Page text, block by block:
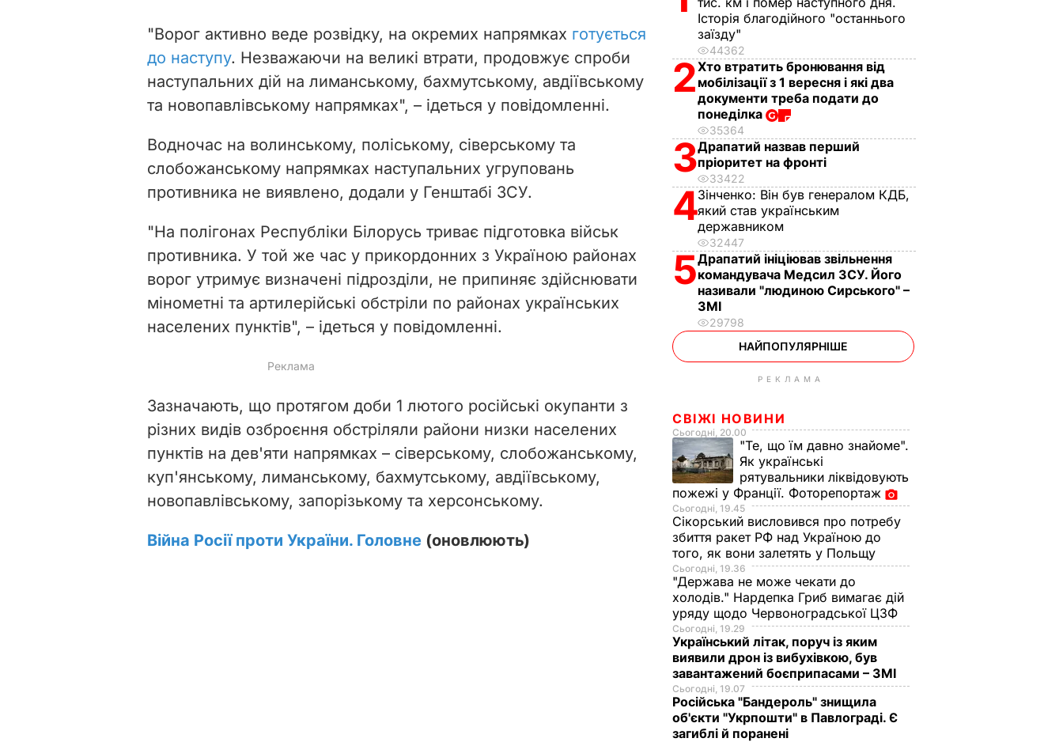
i
d
e
o
"Ворог активно веде розвідку, на окремих напрямках готується
до наступу. Незважаючи на великі втрати, продовжує спроби
наступальних дій на лиманському, бахмутському, авдіївському
та новопавлівському напрямках", – ідеться у повідомленні.
Водночас на волинському, поліському, сіверському та
слобожанському напрямках наступальних угруповань
противника не виявлено, додали у Генштабі ЗСУ.
"На полігонах Республіки Білорусь триває підготовка військ
противника. У той же час у прикордонних з Україною районах
ворог утримує визначені підрозділи, не припиняє здійснювати
мінометні та артилерійські обстріли по районах українських
населених пунктів", – ідеться у повідомленні.
Зазначають, що протягом доби 1 лютого російські окупанти з
різних видів озброєння обстріляли райони низки населених
пунктів на дев'яти напрямках – сіверському, слобожанському,
куп'янському, лиманському, бахмутському, авдіївському,
новопавлівському, запорізькому та херсонському.
Війна Росії проти України. Головне (оновлюють)
Історія благодійного "останнього
заїзду"
44362
2Хто втратить бронювання від
мобілізації з 1 вересня і які два
документи треба подати до
понеділка
35364
3Драпатий назвав перший
пріоритет на фронті
33422
4Зінченко: Він був генералом КДБ,
який став українським
державником
32447
5Драпатий ініціював звільнення
командувача Медсил ЗСУ. Його
називали "людиною Сирського" –
ЗМІ
29798
НАЙПОПУЛЯРНІШЕ
РЕКЛАМА
СВІЖІ НОВИНИ
Сьогодні, 20.00
"Те, що їм давно знайоме".
Як українські
рятувальники ліквідовують
пожежі у Франції. Фоторепортаж
Сьогодні, 19.45
Сікорський висловився про потребу
збиття ракет РФ над Україною до
того, як вони залетять у Польщу
Сьогодні, 19.36
"Держава не може чекати до
холодів." Нардепка Гриб вимагає дій
уряду щодо Червоноградської ЦЗФ
Сьогодні, 19.29
Український літак, поруч із яким
виявили дрон із вибухівкою, був
завантажений боєприпасами – ЗМІ
Сьогодні, 19.07
Російська "Бандероль" знищила
об'єкти "Укрпошти" в Павлограді. Є
загиблі й поранені